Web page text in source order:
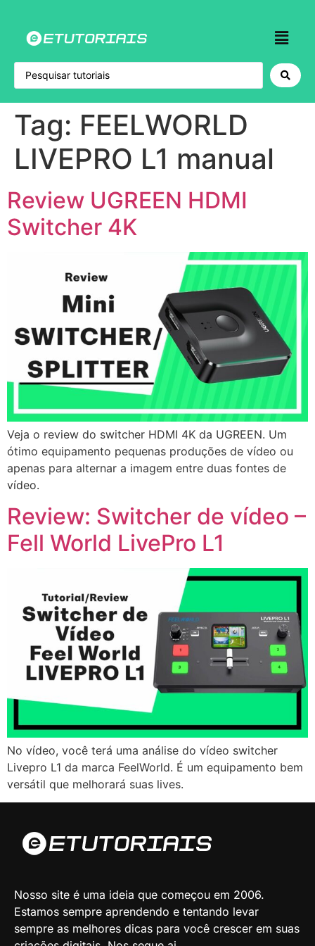
Tag: FEELWORLD
LIVEPRO L1 manual
Review UGREEN HDMI
Switcher 4K
Veja o review do switcher HDMI 4K da UGREEN. Um
ótimo equipamento pequenas produções de vídeo ou
apenas para alternar a imagem entre duas fontes de
vídeo.
Review: Switcher de vídeo –
Fell World LivePro L1
No vídeo, você terá uma análise do vídeo switcher
Livepro L1 da marca FeelWorld. É um equipamento bem
versátil que melhorará suas lives.
Nosso site é uma ideia que começou em 2006.
Estamos sempre aprendendo e tentando levar
sempre as melhores dicas para você crescer em suas